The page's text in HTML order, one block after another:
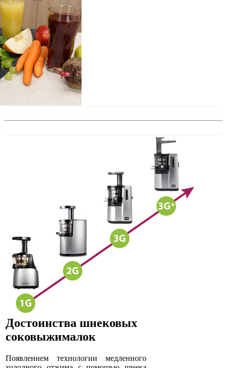
Достоинства шнековых
соковыжималок
Появлением технологии медленного